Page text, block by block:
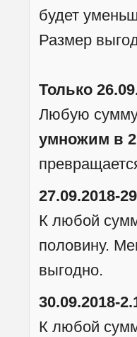
будет
Размер
Только
Любую
умножим в
27.09.2018-
К любой
половину.
выгодно.
30.09.2018-
К любой